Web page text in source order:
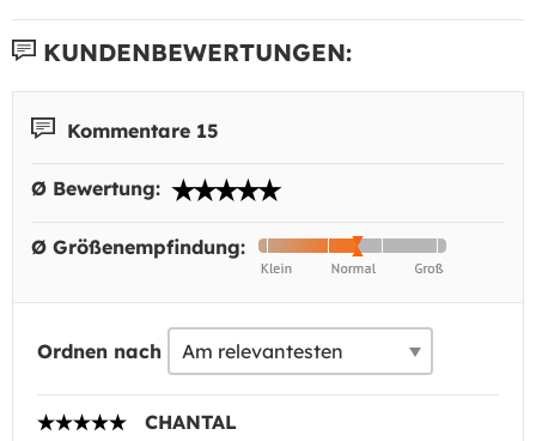
KUNDENBEWERTUNGEN:
Kommentare 15
Ø Bewertung:
Ø Größenempfindung:
Ordnen nach
CHANTAL